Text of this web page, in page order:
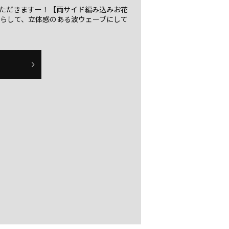
だきますー！【両サイド編み込みお花
して、立体感のある波ウェーブにして